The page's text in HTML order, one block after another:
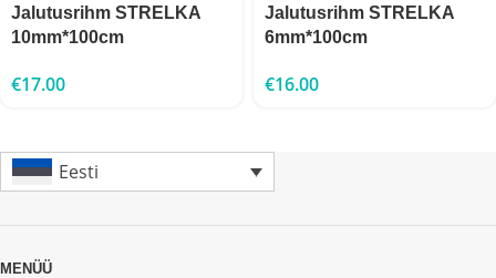
Jalutusrihm STRELKA
10mm*100cm
€17.00
Jalutusrihm STRELKA
6mm*100cm
€16.00
Eesti
MENÜÜ